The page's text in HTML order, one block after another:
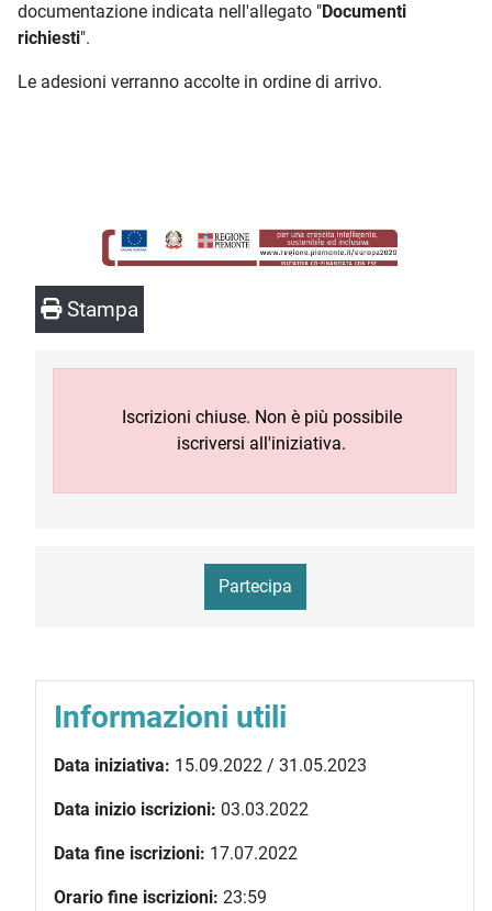
documentazione indicata nell'allegato "Documenti
richiesti".
Le adesioni verranno accolte in ordine di arrivo.
Stampa
Iscrizioni chiuse. Non è più possibile
iscriversi all'iniziativa.
Partecipa
Informazioni utili
Data iniziativa: 15.09.2022 / 31.05.2023
Data inizio iscrizioni: 03.03.2022
Data fine iscrizioni: 17.07.2022
Orario fine iscrizioni: 23:59